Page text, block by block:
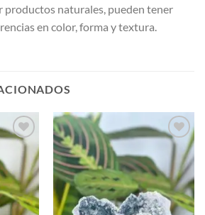
productos naturales, pueden tener
en color, forma y textura.
Añadir
a la
lista de
deseos
Añadir
a la
lista de
deseos